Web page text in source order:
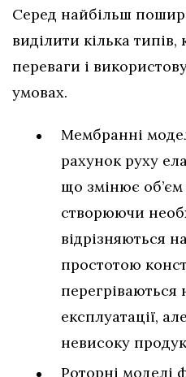
Серед найбільш
виділити кілька
переваги і
умовах.
Мембранні
рахунок руху
що змінює
створюючи
відрізняються
простотою
перегріваються
експлуатації,
невисоку
Роторні моделі